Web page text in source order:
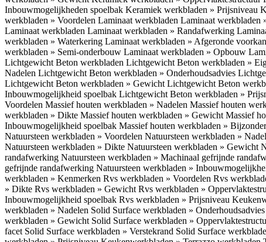
Inbouwmogelijkheden spoelbak Keramiek werkbladen » Prijsniveau
werkbladen » Voordelen Laminaat werkbladen Laminaat werkbladen
Laminaat werkbladen Laminaat werkbladen » Randafwerking
werkbladen » Waterkering Laminaat werkbladen » Afgeronde
werkbladen » Semi-onderbouw Laminaat werkbladen » Opbouw
Lichtgewicht Beton werkbladen Lichtgewicht Beton werkbladen »
Nadelen Lichtgewicht Beton werkbladen » Onderhoudsadvies
Lichtgewicht Beton werkbladen » Gewicht Lichtgewicht Beton
Inbouwmogelijkheid spoelbak Lichtgewicht Beton werkbladen »
Voordelen Massief houten werkbladen » Nadelen Massief houten
werkbladen » Dikte Massief houten werkbladen » Gewicht Massief
Inbouwmogelijkheid spoelbak Massief houten werkbladen »
Natuursteen werkbladen » Voordelen Natuursteen werkbladen »
Natuursteen werkbladen » Dikte Natuursteen werkbladen » Gewicht
randafwerking Natuursteen werkbladen » Machinaal gefrijnde
gefrijnde randafwerking Natuursteen werkbladen »
werkbladen » Kenmerken Rvs werkbladen » Voordelen Rvs
» Dikte Rvs werkbladen » Gewicht Rvs werkbladen »
Inbouwmogelijkheid spoelbak Rvs werkbladen » Prijsniveau
werkbladen » Nadelen Solid Surface werkbladen » Onderhoudsadvies
werkbladen » Gewicht Solid Surface werkbladen »
facet Solid Surface werkbladen » Verstekrand Solid Surface